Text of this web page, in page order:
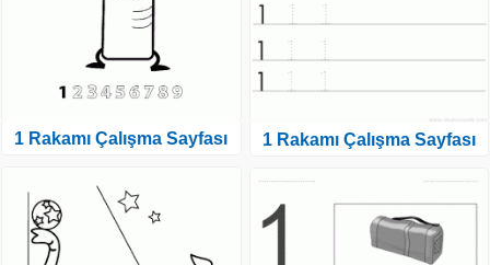
1 Rakamı Çalışma Sayfası 1 Rakamı Çalışma Sayfası